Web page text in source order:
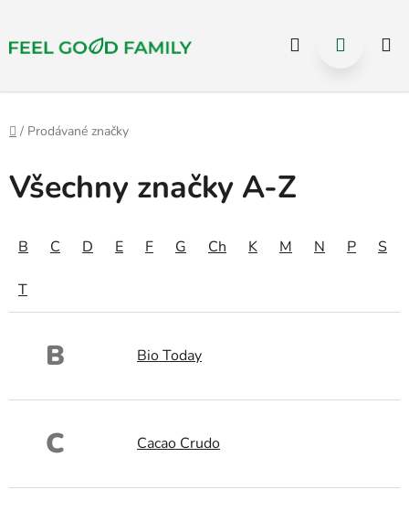
na
Hledat
Domů
/ Prodávané značky
Všechny značky A-Z
B C D E F G Ch K M N P S
T
B Bio Today
C Cacao Crudo